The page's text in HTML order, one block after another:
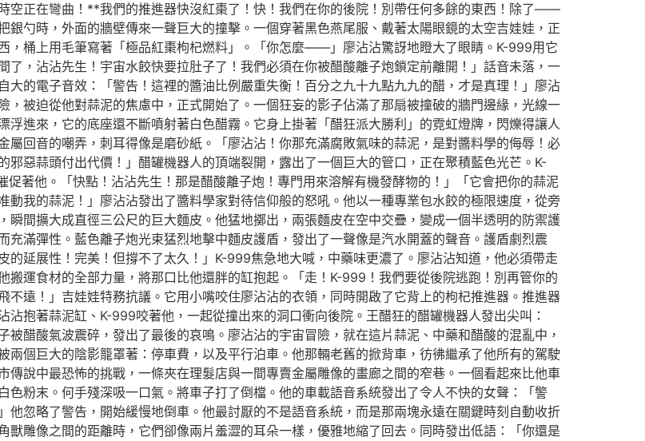
空正在彎曲！**我們的推進器快沒紅棗了！快！我們在你的後院！別帶任何多餘的東西！除了——
勺時，外面的牆壁傳來一聲巨大的撞擊。一個穿著黑色燕尾服、戴著太陽眼鏡的太空吉娃娃，正
，桶上用毛筆寫著「極品紅棗枸杞燃料」。「你怎麼——」廖沾沾驚訝地瞪大了眼睛。K-999用它
，沾沾先生！宇宙水餃快要拉肚子了！我們必須在你被醋酸離子炮鎖定前離開！」話音未落，一
的電子音效：「警告！這裡的醬油比例嚴重失衡！百分之九十九點九九的醋，才是真理！」廖沾
被迫從他對蒜泥的焦慮中，正式開始了。一個狂妄的影子佔滿了那扇被撞破的牆門邊緣，光線一
進來，它的底座還不斷噴射著白色醋霧。它身上掛著「醋狂派大勝利」的霓虹燈牌，閃爍得讓人
屬回音的嘲弄，刺耳得像是磨砂紙。「廖沾沾！你那充滿腐敗氣味的蒜泥，是對醬料學的侮辱！必
惡蒜頭付出代價！」醋罐機器人的頂端裂開，露出了一個巨大的管口，正在聚積藍色光芒。K-
著他。「快點！沾沾先生！那是醋酸離子炮！專門用來溶解有機發酵物的！」「它會把你的蒜泥
我的蒜泥！」廖沾沾發出了醬料學家對待信仰般的怒吼。他以一種專業包水餃的極限速度，從旁
間擴大成直徑三公尺的巨大麵皮。他猛地擲出，兩張麵皮在空中交疊，變成一個半透明的防禦護
滿彈性。藍色離子炮光束猛烈地擊中麵皮護盾，發出了一聲像是汽水開蓋的聲音。護盾劇烈震
延展性！完美！但撐不了太久！」K-999焦急地大喊，中藥味更濃了。廖沾沾知道，他必須帶走
運食材的全部力量，將那口比他還胖的缸抱起。「走！K-999！我們要從後院逃跑！別再管你的
遠！」吉娃娃特務抗議。它用小嘴咬住廖沾沾的衣領，同時開啟了它背上的枸杞推進器。推進器
抱著蒜泥缸、K-999咬著他，一起從撞出來的洞口衝向後院。王醋狂的醋罐機器人發出尖叫：
被醋酸氣波震碎，發出了最後的哀鳴。廖沾沾的宇宙冒險，就在這片蒜泥、中藥和醋酸的混亂中，
個巨大的陰影籠罩著：停車費，以及平行泊車。他那輛老舊的掀背車，彷彿繼承了他所有的駕駛
說中最恐怖的挑戰，一條夾在理髮店與一間專賣金屬雕像的畫廊之間的窄巷。一個看起來比他車
色粉末。何手殘深吸一口氣。將車子打了倒檔。他的車載語音系統發出了令人不快的女聲：「警
忽略了警告，開始緩慢地倒車。他最討厭的不是語音系統，而是那兩塊永遠在關鍵時刻自動收折
雕像之間的距離時，它們卻像兩片羞澀的耳朵一樣，優雅地縮了回去。同時發出低語：「你還是